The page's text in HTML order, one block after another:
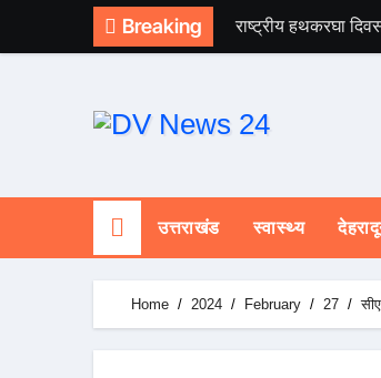
Breaking राष्ट्रीय हथकरघा
उत्तराखंड स्वास्थ्य
Home 2024 February 27